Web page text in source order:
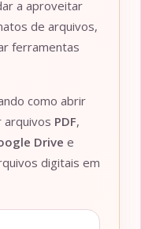
a aproveitar
de arquivos,
ferramentas
como abrir
arquivos PDF,
Drive e
digitais em